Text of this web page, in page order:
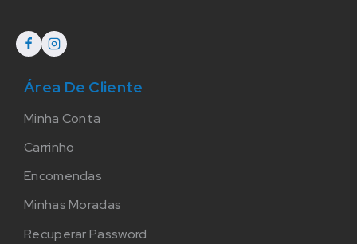
Área De Cliente
Minha Conta
Carrinho
Encomendas
Minhas Moradas
Recuperar Password